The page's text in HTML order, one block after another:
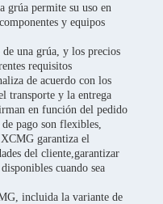
grúa permite su uso en
y equipos
una grúa, y los precios
requisitos
de acuerdo con los
transporte y la entrega
en función del pedido
pago son flexibles,
garantiza el
del cliente,garantizar
cuando sea
incluida la variante de